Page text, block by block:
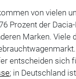
von vielen
Prozent der
Marken. Viele
entscheiden sich
; in Deutschland